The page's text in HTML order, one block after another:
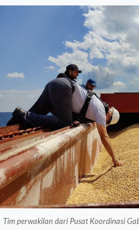
Tim perwakilan dari Pusat Koordinasi